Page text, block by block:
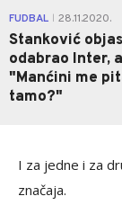
FUDBAL 28.11.2020.
Stanković
odabrao Inter,
"Manćini me
tamo?"
I za jedne i za
značaja.